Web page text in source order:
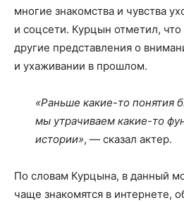
многие знакомства и чувства
и соцсети. Курцын отметил,
другие представления о
и ухаживании в прошлом.
«Раньше какие-то понятия
мы утрачиваем какие-то
истории», — сказал актер.
По словам Курцына, в данный
чаще знакомятся в интернете,